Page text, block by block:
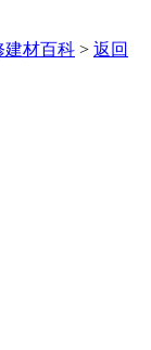
建材百科 > 返回